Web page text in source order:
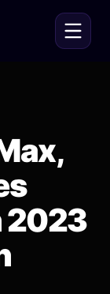
2023